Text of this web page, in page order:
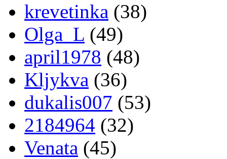
krevetinka (38)
Olga_L (49)
april1978 (48)
Kljykva (36)
dukalis007 (53)
2184964 (32)
Venata (45)